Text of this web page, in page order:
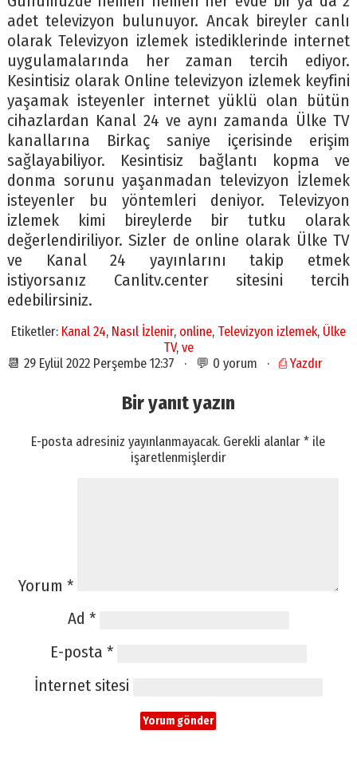
adet televizyon bulunuyor. Ancak bireyler canlı
olarak Televizyon izlemek istediklerinde internet
uygulamalarında her zaman tercih ediyor.
Kesintisiz olarak Online televizyon izlemek keyfini
yaşamak isteyenler internet yüklü olan bütün
cihazlardan Kanal 24 ve aynı zamanda Ülke TV
kanallarına Birkaç saniye içerisinde erişim
sağlayabiliyor. Kesintisiz bağlantı kopma ve
donma sorunu yaşanmadan televizyon İzlemek
isteyenler bu yöntemleri deniyor. Televizyon
izlemek kimi bireylerde bir tutku olarak
değerlendiriliyor. Sizler de online olarak Ülke TV
ve Kanal 24 yayınlarını takip etmek
istiyorsanız Canlitv.center sitesini tercih
edebilirsiniz.
Etiketler: Kanal 24, Nasıl İzlenir, online, Televizyon izlemek, Ülke
TV, ve
📆 29 Eylül 2022 Perşembe 12:37 · 💬 0 yorum · ⎙ Yazdır
Bir yanıt yazın
E-posta adresiniz yayınlanmayacak. Gerekli alanlar* ile
işaretlenmişlerdir
Yorum *
Ad *
E-posta *
İnternet sitesi